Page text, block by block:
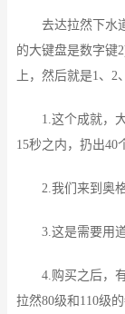
去达拉然下水道
的大键盘是数字键
上，然后就是1、2
1.这个成就，大
15秒之内，扔出40
2.我们来到奥格
3.这是需要用道
4.购买之后，有
拉然80级和110级的